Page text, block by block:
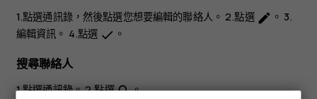
1.點選通訊錄，然後點選您想要編輯的聯絡人。 2.點選 edit 。 3.
編輯資訊。 4.點選 done 。
搜尋聯絡人
1.點選通訊錄。 2.點選search。